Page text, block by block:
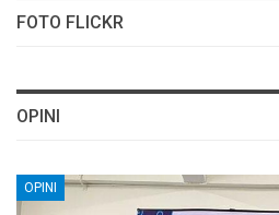
FOTO FLICKR
OPINI
OPINI